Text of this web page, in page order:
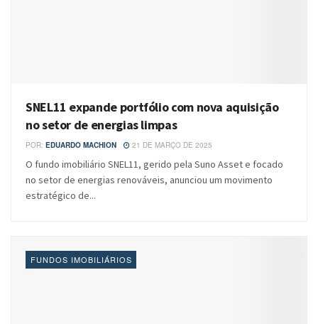
SNEL11 expande portfólio com nova aquisição
no setor de energias limpas
POR: EDUARDO MACHION 21 DE MARÇO DE 2025
O fundo imobiliário SNEL11, gerido pela Suno Asset e focado
no setor de energias renováveis, anunciou um movimento
estratégico de...
FUNDOS IMOBILIÁRIOS